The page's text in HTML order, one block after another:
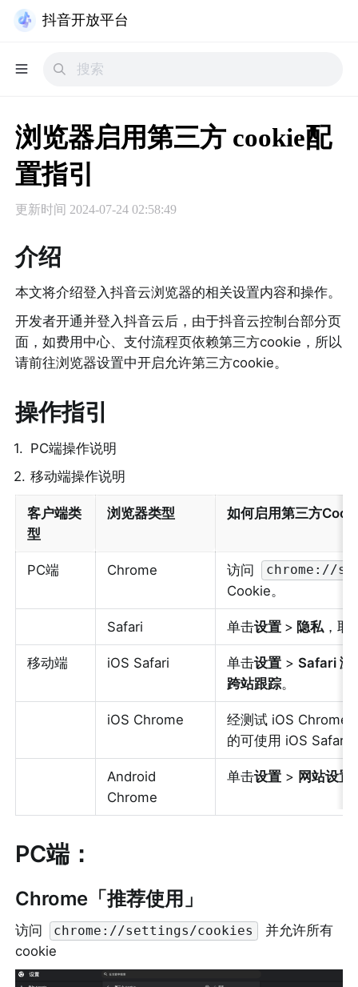
抖音开放平台
浏览器启用第三方 cookie配
置指引
更新时间 2024-07-24 02:58:49
介绍
本文将介绍登入抖音云浏览器的相关设置内容和操作。
开发者开通并登入抖音云后，由于抖音云控制台部分页
面，如费用中心、支付流程页依赖第三方cookie，所以
请前往浏览器设置中开启允许第三方cookie。
操作指引
1. PC端操作说明
2. 移动端操作说明
客户端类
型
浏览器类型 如何启用第三方
PC端 Chrome 访问 chrome://
Cookie。
Safari 单击设置 > 隐私 ，取
移动端 iOS Safari 单击设置 > Safari 浏
跨站跟踪。
iOS Chrome
经测试 iOS Chrome
的可使用 iOS Safari
Android
Chrome
单击设置 > 网站设置
PC端：
Chrome「推荐使用」
访问 chrome://settings/cookies
并允许所有
cookie